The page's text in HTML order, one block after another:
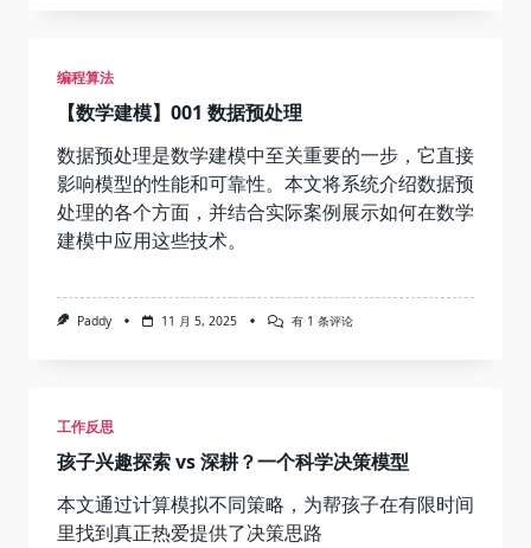
编程算法
【数学建模】001 数据预处理
数据预处理是数学建模中至关重要的一步，它直接
影响模型的性能和可靠性。本文将系统介绍数据预
处理的各个方面，并结合实际案例展示如何在数学
建模中应用这些技术。
Paddy 11 月 5, 2025
【数
处
有 1 条评论
工作反思
孩子兴趣探索 vs 深耕？一个科学决策模型
本文通过计算模拟不同策略，为帮孩子在有限时间
里找到真正热爱提供了决策思路